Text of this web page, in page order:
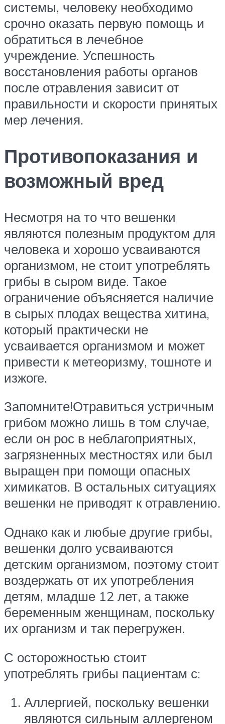
системы, человеку необходимо
срочно оказать первую помощь и
обратиться в лечебное
учреждение. Успешность
восстановления работы органов
после отравления зависит от
правильности и скорости принятых
мер лечения.
Противопоказания и
возможный вред
Несмотря на то что вешенки
являются полезным продуктом для
человека и хорошо усваиваются
организмом, не стоит употреблять
грибы в сыром виде. Такое
ограничение объясняется наличие
в сырых плодах вещества хитина,
который практически не
усваивается организмом и может
привести к метеоризму, тошноте и
изжоге.
Запомните!Отравиться устричным
грибом можно лишь в том случае,
если он рос в неблагоприятных,
загрязненных местностях или был
выращен при помощи опасных
химикатов. В остальных ситуациях
вешенки не приводят к отравлению.
Однако как и любые другие грибы,
вешенки долго усваиваются
детским организмом, поэтому стоит
воздержать от их употребления
детям, младше 12 лет, а также
беременным женщинам, поскольку
их организм и так перегружен.
С осторожностью стоит
употреблять грибы пациентам с:
Аллергией, поскольку вешенки
являются сильным аллергеном